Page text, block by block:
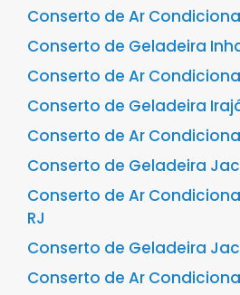
Conserto de Ar
Conserto de Geladeira
Conserto de Ar
Conserto de Geladeira
Conserto de Ar
Conserto de Geladeira
Conserto de Ar
RJ
Conserto de Geladeira
Conserto de Ar